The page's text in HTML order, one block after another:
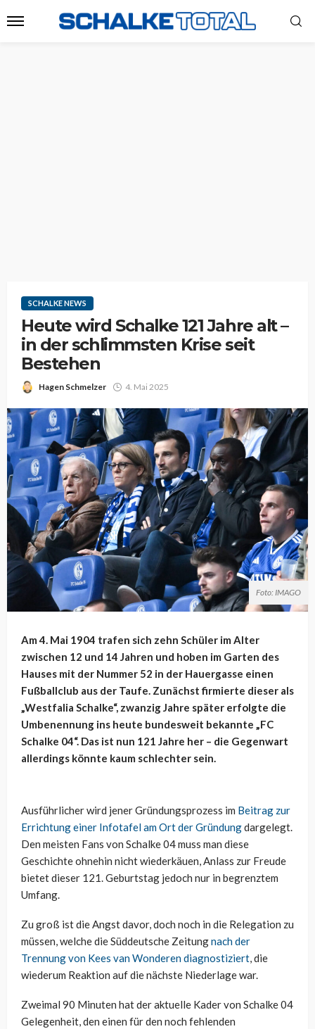
SCHALKE NEWS
Heute wird Schalke 121 Jahre alt –
in der schlimmsten Krise seit
Bestehen
Hagen Schmelzer 4. Mai 2025
Foto: IMAGO
Am 4. Mai 1904 trafen sich zehn Schüler im Alter
zwischen 12 und 14 Jahren und hoben im Garten des
Hauses mit der Nummer 52 in der Hauergasse einen
Fußballclub aus der Taufe. Zunächst firmierte dieser als
„Westfalia Schalke“, zwanzig Jahre später erfolgte die
Umbenennung ins heute bundesweit bekannte „FC
Schalke 04“. Das ist nun 121 Jahre her – die Gegenwart
allerdings könnte kaum schlechter sein.
Ausführlicher wird jener Gründungsprozess im Beitrag zur
Errichtung einer Infotafel am Ort der Gründungdargelegt.
Den meisten Fans von Schalke 04 muss man diese
Geschichte ohnehin nicht wiederkäuen, Anlass zur Freude
bietet dieser 121. Geburtstag jedoch nur in begrenztem
Umfang.
Zu groß ist die Angst davor, doch noch in die Relegation zu
müssen, welche die Süddeutsche Zeitungnach der
Trennung von Kees van Wonderen diagnostiziert, die
wiederum Reaktion auf die nächste Niederlage war.
Zweimal 90 Minuten hat der aktuelle Kader von Schalke 04
Gelegenheit, den einen für den noch fehlenden